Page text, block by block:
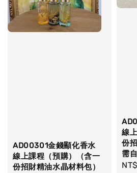
AD00301金錢顯化香水
線上課程（預購）（含一
份招財精油水晶材料包）
線
份
需